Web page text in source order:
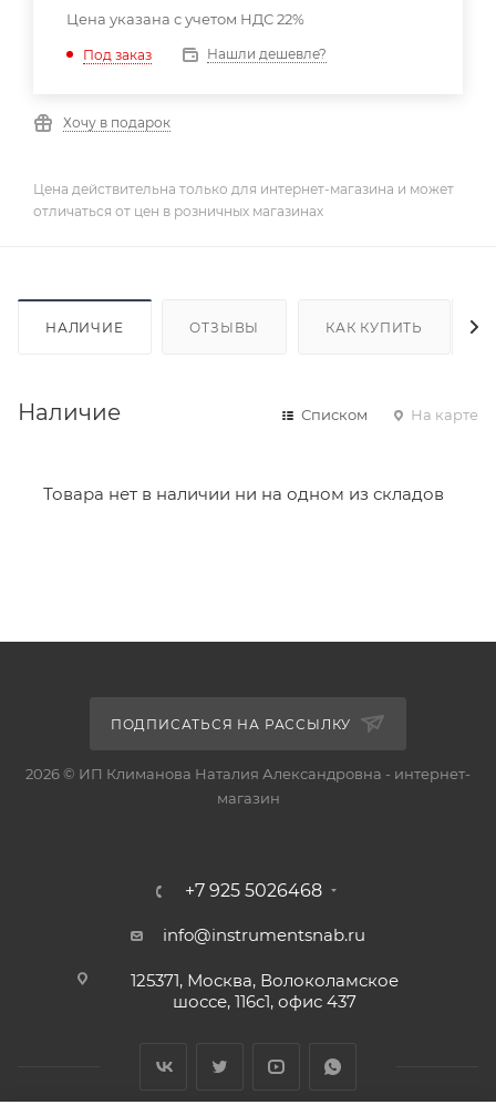
Цена указана с учетом НДС 22%
Под заказ Нашли дешевле?
Хочу в подарок
Цена действительна только для интернет-магазина и может
отличаться от цен в розничных магазинах
НАЛИЧИЕ ОТЗЫВЫ КАК КУПИТЬ
Наличие Списком На карте
Товара нет в наличии ни на одном из складов
ПОДПИСАТЬСЯ НА РАССЫЛКУ
2026 © ИП Климанова Наталия Александровна - интернет-
магазин
+7 925 5026468
info@instrumentsnab.ru
125371, Москва, Волоколамское
шоссе, 116с1, офис 437